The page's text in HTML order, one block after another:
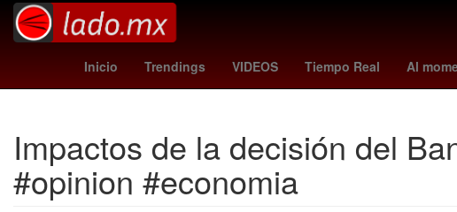
Inicio Trendings VIDEOS Tiempo Real Al
Nueva York conagua Star Wars
Impactos de la decisión del
#opinion #economia